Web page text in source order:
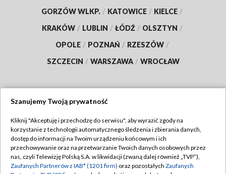
GORZÓW WLKP. / KATOWICE / KIELCE /
KRAKÓW / LUBLIN / ŁÓDŹ / OLSZTYN /
OPOLE / POZNAŃ / RZESZÓW /
SZCZECIN / WARSZAWA / WROCŁAW
TVP
Abonament TVP
Emisja w TVP
Regulamin TVP
Polityka prywatności
Szanujemy Twoją prywatność
Kliknij "Akceptuję i przechodzę do serwisu", aby wyrazić zgody na
korzystanie z technologii automatycznego śledzenia i zbierania danych,
dostęp do informacji na Twoim urządzeniu końcowym i ich
przechowywanie oraz na przetwarzanie Twoich danych osobowych przez
nas, czyli Telewizję Polską S.A. w likwidacji (zwaną dalej również „TVP”),
Zaufanych Partnerów z IAB* (1201 firm) oraz pozostałych Zaufanych